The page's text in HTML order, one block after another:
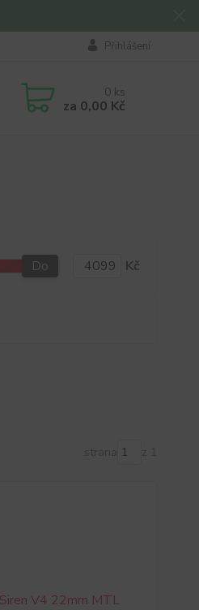
Přihlášení
0 ks
za 0,00 Kč
Do Kč